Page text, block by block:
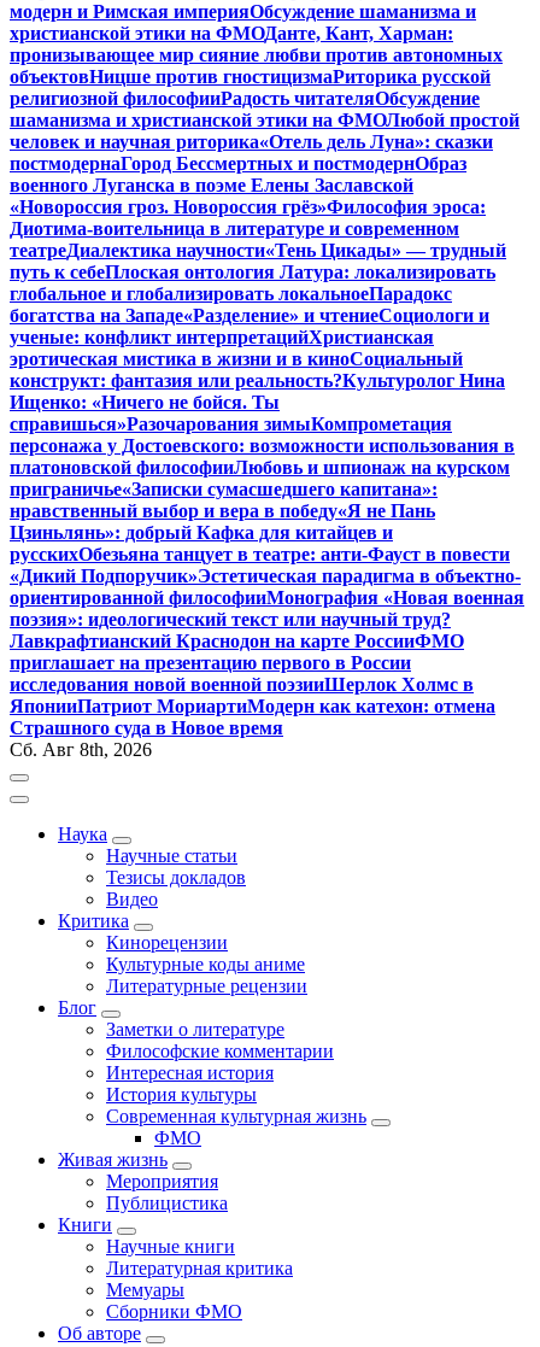
модерн и Римская империяОбсуждение шаманизма и
христианской этики на ФМОДанте, Кант, Харман:
пронизывающее мир сияние любви против автономных
объектовНицше против гностицизмаРиторика русской
религиозной философииРадость читателяОбсуждение
шаманизма и христианской этики на ФМОЛюбой простой
человек и научная риторика«Отель дель Луна»: сказки
постмодернаГород Бессмертных и постмодернОбраз
военного Луганска в поэме Елены Заславской
«Новороссия гроз. Новороссия грёз»Философия эроса:
Диотима-воительница в литературе и современном
театреДиалектика научности«Тень Цикады» — трудный
путь к себеПлоская онтология Латура: локализировать
глобальное и глобализировать локальноеПарадокс
богатства на Западе«Разделение» и чтениеСоциологи и
ученые: конфликт интерпретацийХристианская
эротическая мистика в жизни и в киноСоциальный
конструкт: фантазия или реальность?Культуролог Нина
Ищенко: «Ничего не бойся. Ты
справишься»Разочарования зимыКомпрометация
персонажа у Достоевского: возможности использования в
платоновской философииЛюбовь и шпионаж на курском
приграничье«Записки сумасшедшего капитана»:
нравственный выбор и вера в победу«Я не Пань
Цзиньлянь»: добрый Кафка для китайцев и
русскихОбезьяна танцует в театре: анти-Фауст в повести
«Дикий Подпоручик»Эстетическая парадигма в объектно-
ориентированной философииМонография «Новая военная
поэзия»: идеологический текст или научный труд?
Лавкрафтианский Краснодон на карте РоссииФМО
приглашает на презентацию первого в России
исследования новой военной поэзииШерлок Холмс в
ЯпонииПатриот МориартиМодерн как катехон: отмена
Страшного суда в Новое время
Сб. Авг 8th, 2026
Наука
Научные статьи
Тезисы докладов
Видео
Критика
Кинорецензии
Культурные коды аниме
Литературные рецензии
Блог
Заметки о литературе
Философские комментарии
Интересная история
История культуры
Современная культурная жизнь
ФМО
Живая жизнь
Мероприятия
Публицистика
Книги
Научные книги
Литературная критика
Мемуары
Сборники ФМО
Об авторе